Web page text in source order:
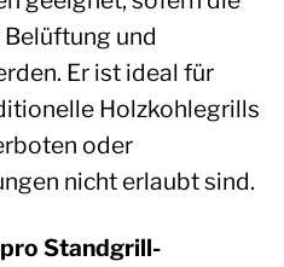
und
Er ist ideal für
Holzkohlegrills
oder
nicht erlaubt sind.
Standgrill-